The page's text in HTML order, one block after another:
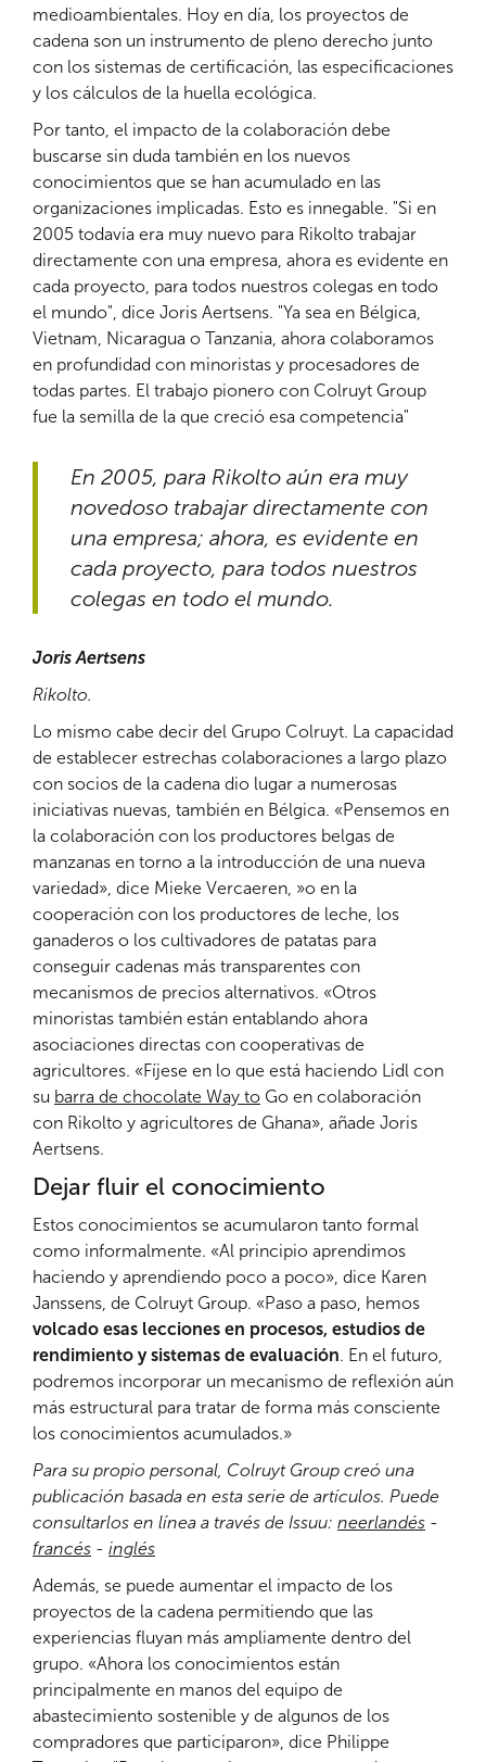
medioambientales. Hoy en día, los proyectos de
cadena son un instrumento de pleno derecho junto
con los sistemas de certificación, las especificaciones
y los cálculos de la huella ecológica.
Por tanto, el impacto de la colaboración debe
buscarse sin duda también en los nuevos
conocimientos que se han acumulado en las
organizaciones implicadas. Esto es innegable. "Si en
2005 todavía era muy nuevo para Rikolto trabajar
directamente con una empresa, ahora es evidente en
cada proyecto, para todos nuestros colegas en todo
el mundo", dice Joris Aertsens. "Ya sea en Bélgica,
Vietnam, Nicaragua o Tanzania, ahora colaboramos
en profundidad con minoristas y procesadores de
todas partes. El trabajo pionero con Colruyt Group
fue la semilla de la que creció esa competencia"
En 2005, para Rikolto aún era muy
novedoso trabajar directamente con
una empresa; ahora, es evidente en
cada proyecto, para todos nuestros
colegas en todo el mundo.
Joris Aertsens
Rikolto.
Lo mismo cabe decir del Grupo Colruyt. La capacidad
de establecer estrechas colaboraciones a largo plazo
con socios de la cadena dio lugar a numerosas
iniciativas nuevas, también en Bélgica. «Pensemos en
la colaboración con los productores belgas de
manzanas en torno a la introducción de una nueva
variedad», dice Mieke Vercaeren, »o en la
cooperación con los productores de leche, los
ganaderos o los cultivadores de patatas para
conseguir cadenas más transparentes con
mecanismos de precios alternativos. «Otros
minoristas también están entablando ahora
asociaciones directas con cooperativas de
agricultores. «Fíjese en lo que está haciendo Lidl con
su barra de chocolate Way to Go en colaboración
con Rikolto y agricultores de Ghana», añade Joris
Aertsens.
Dejar fluir el conocimiento
Estos conocimientos se acumularon tanto formal
como informalmente. «Al principio aprendimos
haciendo y aprendiendo poco a poco», dice Karen
Janssens, de Colruyt Group. «Paso a paso, hemos
volcado esas lecciones en procesos, estudios de
rendimiento y sistemas de evaluación. En el futuro,
podremos incorporar un mecanismo de reflexión aún
más estructural para tratar de forma más consciente
los conocimientos acumulados.»
Para su propio personal, Colruyt Group creó una
publicación basada en esta serie de artículos. Puede
consultarlos en línea a través de Issuu: neerlandés -
francés - inglés
Además, se puede aumentar el impacto de los
proyectos de la cadena permitiendo que las
experiencias fluyan más ampliamente dentro del
grupo. «Ahora los conocimientos están
principalmente en manos del equipo de
abastecimiento sostenible y de algunos de los
compradores que participaron», dice Philippe